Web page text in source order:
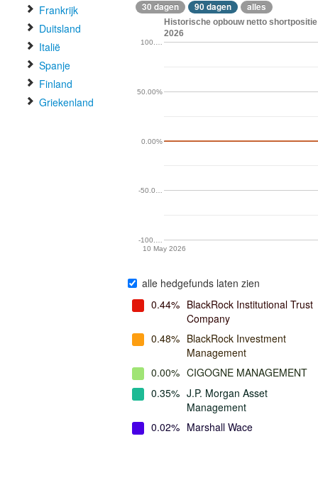
Frankrijk
Duitsland
Italië
Spanje
Finland
Griekenland
30 dagen 90 dagen alles
Historische opbouw netto
2026
10 May 2026
-100.…
-50.0…
0.00%
50.00%
100.…
alle hedgefunds laten zien
0.44% BlackRock Institutional Trust
Company
0.48% BlackRock Investment
Management
0.00% CIGOGNE MANAGEMENT
0.35% J.P. Morgan Asset
Management
0.02% Marshall Wace